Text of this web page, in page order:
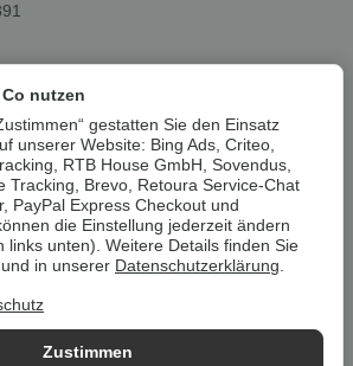
, vermeiden wir aufwendige
immer es möglich ist, versenden wir Ihre
des Herstellers .
Skihose
Zustimmen
nutzen
gestatten Sie den Einsatz
unserer Website: Bing Ads, Criteo,
RTB House GmbH, Sovendus,
Tracking, Brevo, Retoura Service-Chat
PayPal Express Checkout und
die Einstellung jederzeit ändern
links unten). Weitere Details finden Sie
und in unserer Datenschutzerklärung